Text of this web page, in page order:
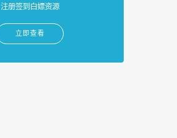
注册签到白嫖资源
立即查看